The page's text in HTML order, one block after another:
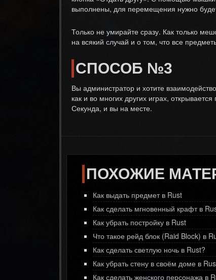
выполнены, для перемещения нужно
Только не умирайте сразу. Как только
на всякий случай и о том, что все
СПОСОБ №3
Вы администратор и хотите
как и во многих других играх,
Секунда, и вы на месте.
ПОХОЖИЕ
Как выдать предмет в Rust
Как сделать мгновенный крафт в
Как убрать постройку в Rust
Что такое рейд блок (Raid Block) в
Как сделать светлую ночь в Rust?
Как убрать стену в своём доме в
Как сделать женского персонажа в